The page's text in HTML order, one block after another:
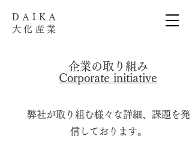
​DAIKA
大化産業
企業の取り組み​
Corporate initiative
弊社が取り組む様々な詳細、課題を発
信しております。